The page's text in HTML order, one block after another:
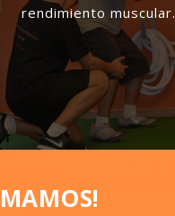
rendimiento muscular.